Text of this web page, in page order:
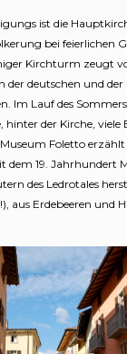
ist die
bei feierlichen
Kirchturm zeugt
der deutschen und der
Im Lauf des
der Kirche, viele
Foletto erzählt
dem 19. Jahrhundert
des Ledrotales
aus Erdebeeren und